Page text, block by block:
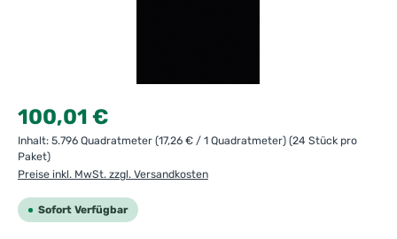
Regulärer Preis:
100,01 €
Inhalt: 5.796 Quadratmeter (17,26 € / 1 Quadratmeter) (24 Stück pro
Paket)
Preise inkl. MwSt. zzgl. Versandkosten
Sofort Verfügbar